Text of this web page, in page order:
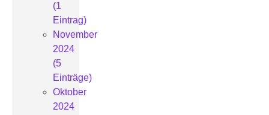
(1
Eintrag)
November
2024
(5
Einträge)
Oktober
2024